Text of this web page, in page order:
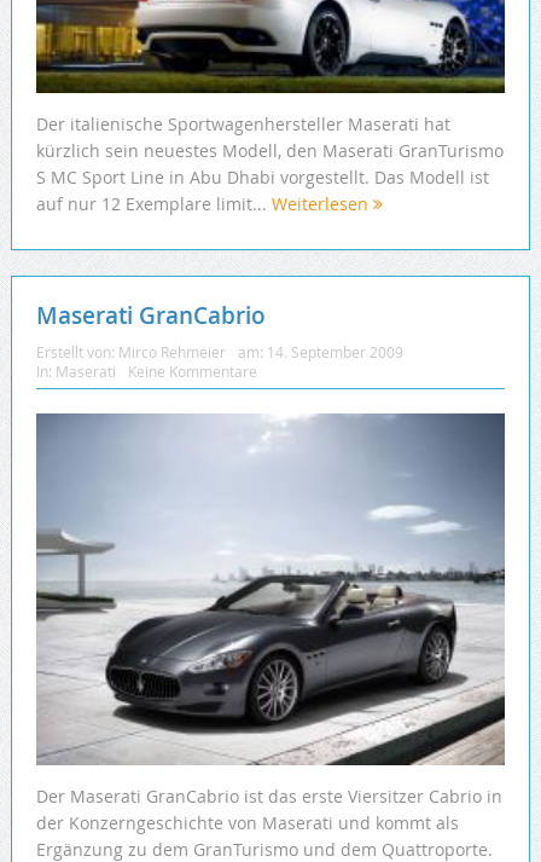
Der italienische Sportwagenhersteller Maserati hat
kürzlich sein neuestes Modell, den Maserati GranTurismo
S MC Sport Line in Abu Dhabi vorgestellt. Das Modell ist
auf nur 12 Exemplare limit... Weiterlesen
Maserati GranCabrio
Erstellt von: Mirco Rehmeier am: 14. September 2009
In: Maserati Keine Kommentare
Der Maserati GranCabrio ist das erste Viersitzer Cabrio in
der Konzerngeschichte von Maserati und kommt als
Ergänzung zu dem GranTurismo und dem Quattroporte.